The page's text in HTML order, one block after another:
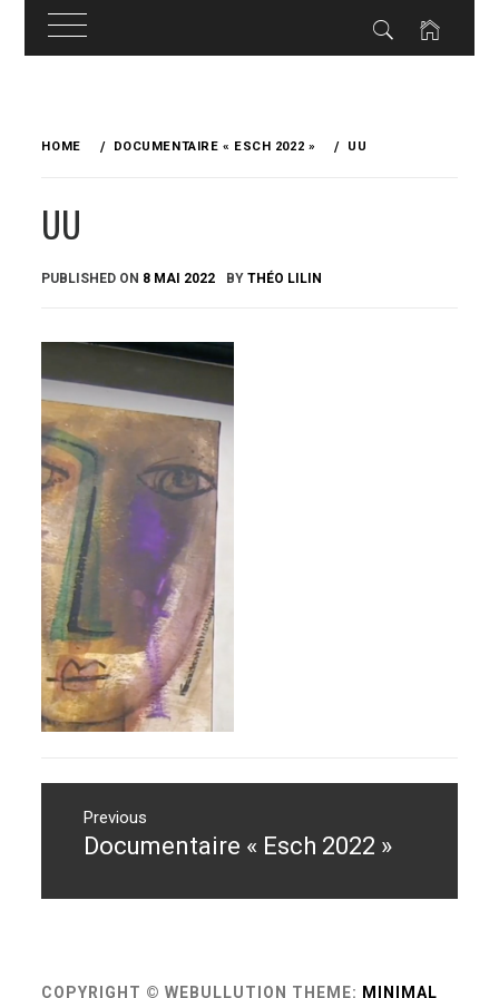
HOME DOCUMENTAIRE « ESCH 2022 » UU
UU
PUBLISHED ON 8 MAI 2022 BYTHÉO LILIN
Navigation
l’article
Previous
Previous
Documentaire « Esch 2022 »
COPYRIGHT © WEBULLUTION THEME: MINIMAL